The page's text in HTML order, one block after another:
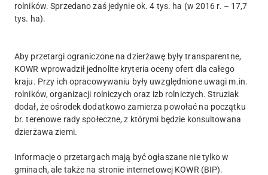
rolników. Sprzedano zaś jedynie ok. 4 tys. ha (w 2016 r. – 17,7
tys. ha).
Aby przetargi ograniczone na dzierżawę były transparentne,
KOWR wprowadził jednolite kryteria oceny ofert dla całego
kraju. Przy ich opracowywaniu były uwzględnione uwagi m.in.
rolników, organizacji rolniczych oraz izb rolniczych. Struziak
dodał, że ośrodek dodatkowo zamierza powołać na początku
br. terenowe rady społeczne, z którymi będzie konsultowana
dzierżawa ziemi.
Informacje o przetargach mają być ogłaszane nie tylko w
gminach, ale także na stronie internetowej KOWR (BIP).